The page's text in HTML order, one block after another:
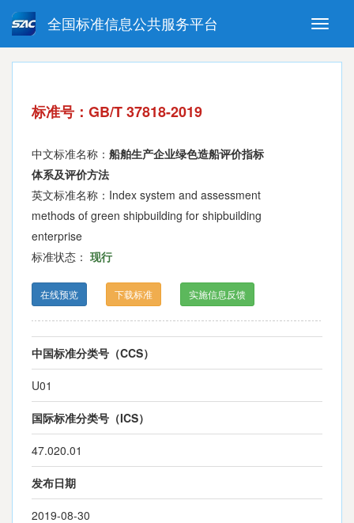
Toggle
全国标准信息公共服务平台
强制性国家标准 推荐性国家标准
指导性技术文件 (National standards in foreign
标准号：GB/T 37818-2019
中文标准名称： 船舶生产企业绿色造船评价指标
体系及评价方法
英文标准名称：Index system and assessment
methods of green shipbuilding for shipbuilding
enterprise
标准状态： 现行
在线预览 下载标准 实施信息反馈
中国标准分类号（CCS）
U01
国际标准分类号（ICS）
47.020.01
发布日期
2019-08-30